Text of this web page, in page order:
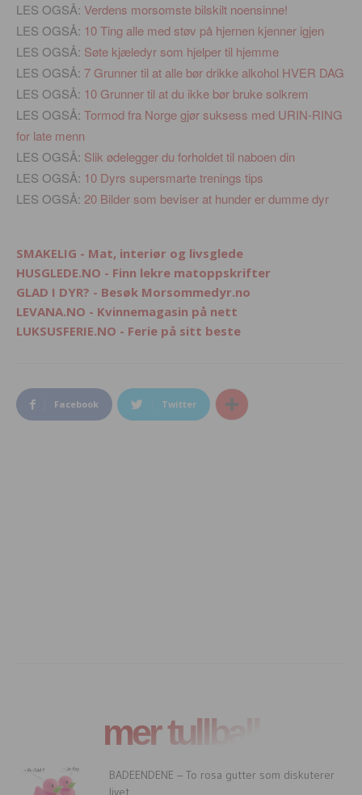
LES OGSÅ: Verdens morsomste bilskilt noensinne!
LES OGSÅ: 10 Ting alle med støv på hjernen kjenner igjen
LES OGSÅ: Søte kjæledyr som hjelper til hjemme
LES OGSÅ: 7 Grunner til at alle bør drikke alkohol HVER DAG
LES OGSÅ: 10 Grunner til at du ikke bør bruke solkrem
LES OGSÅ: Tormod fra Norge gjør suksess med URIN-RING
for late menn
LES OGSÅ: Slik ødelegger du forholdet til naboen din
LES OGSÅ: 10 Dyrs supersmarte trenings tips
LES OGSÅ: 20 Bilder som beviser at hunder er dumme dyr
SMAKELIG - Mat, interiør og livsglede
HUSGLEDE.NO - Finn lekre matoppskrifter
GLAD I DYR? - Besøk Morsommedyr.no
LEVANA.NO - Kvinnemagasin på nett
LUKSUSFERIE.NO - Ferie på sitt beste
Facebook Twitter
mer tullball
BADEENDENE – To rosa gutter som diskuterer
livet